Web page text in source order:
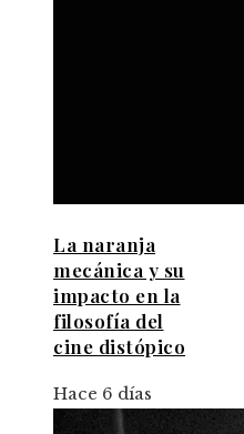
La naranja
mecánica y su
impacto en la
filosofía del
cine distópico
Hace 6 días